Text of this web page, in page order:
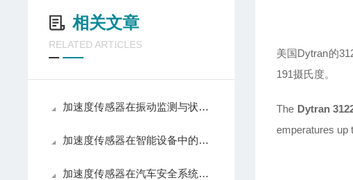
美国Dytran的
191摄氏度。
The Dytran
emperatures up
相关文章
RELATED ARTICLES
加速度传感器在振动监测与状态诊断中的技术原理
加速度传感器在智能设备中的应用与发展趋势
加速度传感器在汽车安全系统中的关键作用